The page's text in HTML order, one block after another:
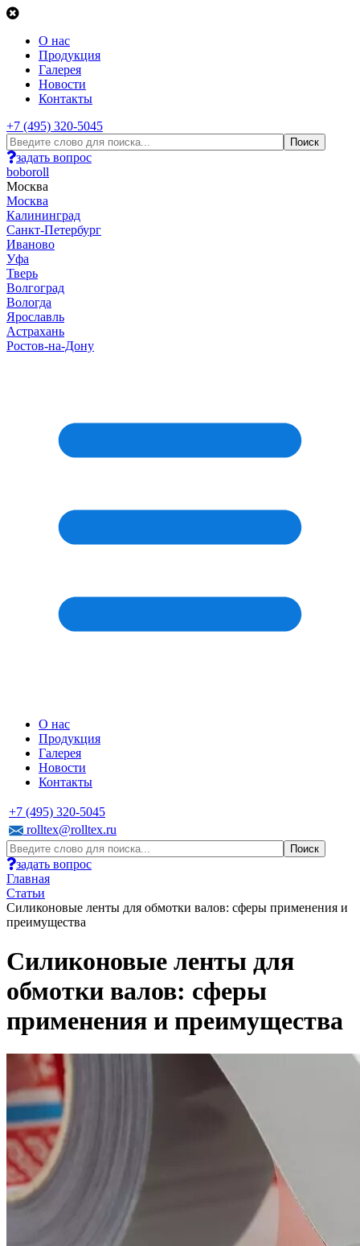
О нас
Продукция
Галерея
Новости
Контакты
+7 (495) 320-5045
задать вопрос
boboroll
Москва
Москва
Калининград
Санкт-Петербург
Иваново
Уфа
Тверь
Волгоград
Вологда
Ярославль
Астрахань
Ростов-на-Дону
О нас
Продукция
Галерея
Новости
Контакты
+7 (495) 320-5045
rolltex@rolltex.ru
задать вопрос
Главная
Статьи
Силиконовые ленты для обмотки валов: сферы применения и
преимущества
Силиконовые ленты для
обмотки валов: сферы
применения и преимущества